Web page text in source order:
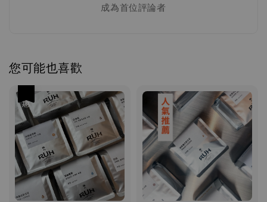
手沖 濾紙 | Hario V60 02濾紙(2-4人份) 100張
無漂白 日本製造
NT$ 80
NT$ 100
- +
加入購物車
成為首位評論者
您可能也喜歡